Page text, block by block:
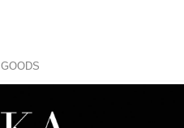
GOODS